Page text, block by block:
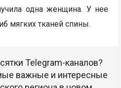
одна женщина. У нее
мягких тканей спины.
Telegram-каналов?
важные и интересные